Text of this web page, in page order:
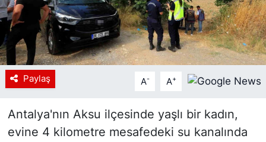
Paylaş A- A+
Antalya'nın Aksu ilçesinde yaşlı bir kadın,
evine 4 kilometre mesafedeki su kanalında
Tanıtım